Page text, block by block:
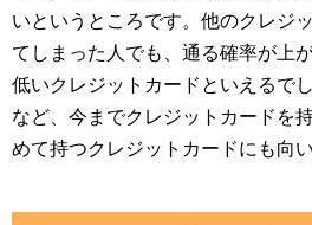
いというところです。他のクレジ
てしまった人でも、通る確率が上
低いクレジットカードといえるで
など、今までクレジットカードを
めて持つクレジットカードにも向